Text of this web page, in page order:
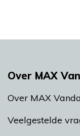
Over MAX
Over MAX
Veelgestelde